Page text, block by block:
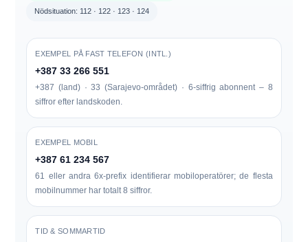
Nödsituation: 112 · 122 · 123 · 124
EXEMPEL PÅ FAST TELEFON (INTL.)
+387 33 266 551
+387 (land) · 33 (Sarajevo-området) · 6-siffrig abonnent – ​​8
siffror efter landskoden.
EXEMPEL MOBIL
+387 61 234 567
61 eller andra 6x-prefix identifierar mobiloperatörer; de flesta
mobilnummer har totalt 8 siffror.
TID & SOMMARTID